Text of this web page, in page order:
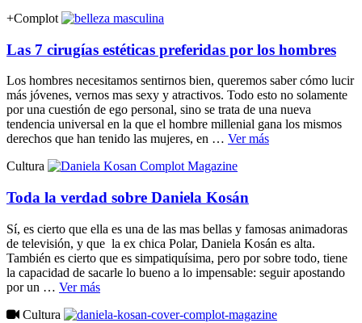
+Complot
Las 7 cirugías estéticas preferidas por los hombres
Los hombres necesitamos sentirnos bien, queremos saber cómo lucir
más jóvenes, vernos mas sexy y atractivos. Todo esto no solamente
por una cuestión de ego personal, sino se trata de una nueva
tendencia universal en la que el hombre millenial gana los mismos
derechos que han tenido las mujeres, en … Ver más
Cultura
Toda la verdad sobre Daniela Kosán
Sí, es cierto que ella es una de las mas bellas y famosas animadoras
de televisión, y que la ex chica Polar, Daniela Kosán es alta.
También es cierto que es simpatiquísima, pero por sobre todo, tiene
la capacidad de sacarle lo bueno a lo impensable: seguir apostando
por un … Ver más
Cultura